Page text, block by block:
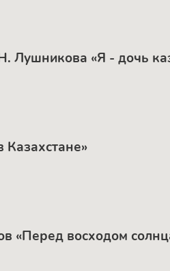
Лушникова «Я - дочь
«Перед восходом